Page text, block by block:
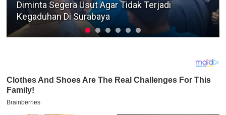
Dua Warga Kedungdung Diamankan Satreskrim
Polres Sampang Terkait Kasus Pencurian Motor